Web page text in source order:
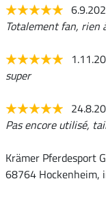
Totalement fan,
super
Pas encore utilisé,
Krämer Pferdesport
68764 Hockenheim,